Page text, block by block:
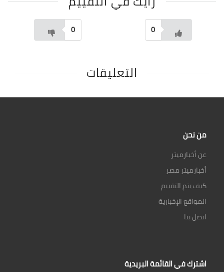
0
0
التعليقات
من نحن
عن أخبارميتر
أخبارميتر مصر
كيف يتم التقييم
المواقع الإخبارية
اتصل بنا
اشترك في القائمة البريدية